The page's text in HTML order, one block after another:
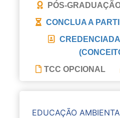
PÓS-
CONCLUA A
TCC OPCIONAL
EDUCAÇÃO